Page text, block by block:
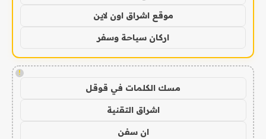
موقع اشراق اون لاين
اركان سياحة وسفر
!
مسك الكلمات في قوقل
اشراق التقنية
ان سفن